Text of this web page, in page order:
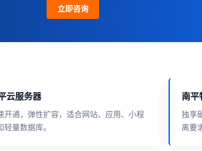
立即咨询
云服务器
开通，弹性扩容，适合网站、应用、小程
轻量数据库。
南平
独享
离要